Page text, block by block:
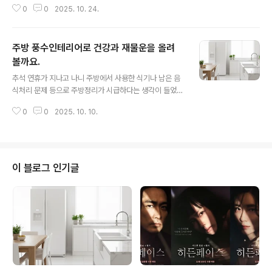
과정인데요,귀중한 시간을 소비하지 않도록 미리 준비서류
팁을 알려드릴게요. 이전등록의 개념과 중요성이전등록이
란 자동차의 소유권이 매매, 상속, 공매, 경매 등으로 바뀔
때 새로운 소유자인 양수인이 법정 기한 내에 소유권 이전
을 등록하는 과정이에요. 이건 단순한 행정 절차가 아니라
이내에 이전등록을 마쳐야 합니다. 이전등록을 제때 하지
0 0 2025. 10. 24.
주방 풍수인테리어로 건강과 재물운을 올려
볼까요.
추석 연휴가 지나고 나니 주방에서 사용한 식기나 남은 음
식처리 문제 등으로 주방정리가 시급하다는 생각이 들었습
방이죠!매일 식사를 준비하고 가족이 모이는 이 곳에 풍수
기본 이해주방은 오행(五行)이 모두 공존하는 특별한 공간
입니다. 동양 철학에서 말하는 5행의 기본 요소가 주방 곳
곳에 숨어 있어 이들의 조화가 중요합니다. 불(火) 요소는
가스레인지와 전자레인지에서 찾을 수 있습니다. 이들은
주방의 에너지원으로 음식을 익히고 변화시키는 역할을 합
니다. 물(水) 요소는 싱크대와 냉장고..
0 0 2025. 10. 10.
이 블로그 인기글